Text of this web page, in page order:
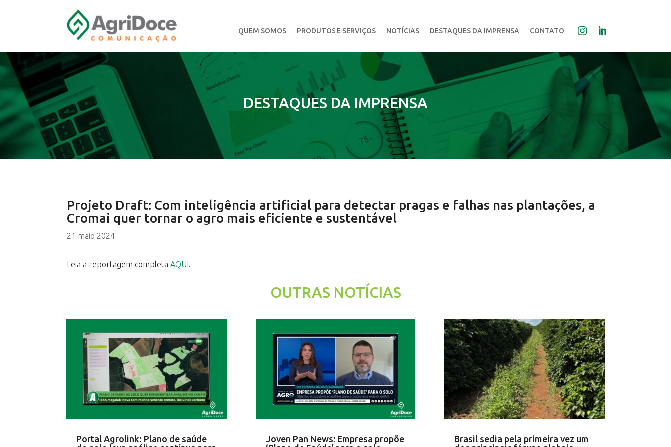
QUEM SOMOS PRODUTOS E SERVIÇOS NOTÍCIAS DESTAQUES DA IMPRENSA CONTATO
DESTAQUES DA IMPRENSA
Projeto Draft: Com inteligência artificial para detectar pragas e falhas nas plantações, a
Cromai quer tornar o agro mais eficiente e sustentável
21 maio 2024
Leia a reportagem completaAQUI.
OUTRAS NOTÍCIAS
Portal Agrolink: Plano de saúde
Joven Pan News: Empresa propõe
Brasil sedia pela primeira vez um